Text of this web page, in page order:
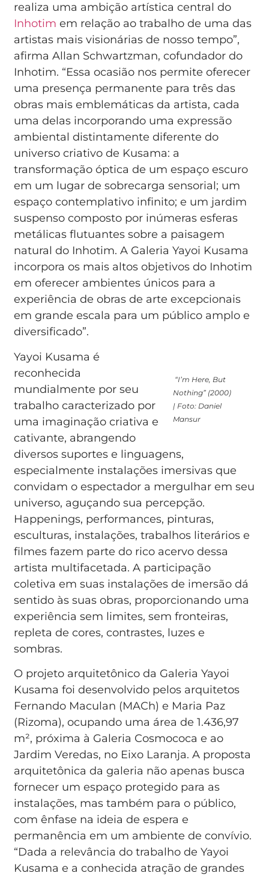
realiza uma ambição artística central do
Inhotim em relação ao trabalho de uma das
artistas mais visionárias de nosso tempo”,
afirma Allan Schwartzman, cofundador do
Inhotim. “Essa ocasião nos permite oferecer
uma presença permanente para três das
obras mais emblemáticas da artista, cada
uma delas incorporando uma expressão
ambiental distintamente diferente do
universo criativo de Kusama: a
transformação óptica de um espaço escuro
em um lugar de sobrecarga sensorial; um
espaço contemplativo infinito; e um jardim
suspenso composto por inúmeras esferas
metálicas flutuantes sobre a paisagem
natural do Inhotim. A Galeria Yayoi Kusama
incorpora os mais altos objetivos do Inhotim
em oferecer ambientes únicos para a
experiência de obras de arte excepcionais
em grande escala para um público amplo e
diversificado”.
“I’m Here, But
Nothing” (2000)
| Foto: Daniel
Mansur
Yayoi Kusama é
reconhecida
mundialmente por seu
trabalho caracterizado por
uma imaginação criativa e
cativante, abrangendo
diversos suportes e linguagens,
especialmente instalações imersivas que
convidam o espectador a mergulhar em seu
universo, aguçando sua percepção.
Happenings, performances, pinturas,
esculturas, instalações, trabalhos literários e
filmes fazem parte do rico acervo dessa
artista multifacetada. A participação
coletiva em suas instalações de imersão dá
sentido às suas obras, proporcionando uma
experiência sem limites, sem fronteiras,
repleta de cores, contrastes, luzes e
sombras.
O projeto arquitetônico da Galeria Yayoi
Kusama foi desenvolvido pelos arquitetos
Fernando Maculan (MACh) e Maria Paz
(Rizoma), ocupando uma área de 1.436,97
m², próxima à Galeria Cosmococa e ao
Jardim Veredas, no Eixo Laranja. A proposta
arquitetônica da galeria não apenas busca
fornecer um espaço protegido para as
instalações, mas também para o público,
com ênfase na ideia de espera e
permanência em um ambiente de convívio.
“Dada a relevância do trabalho de Yayoi
Kusama e a conhecida atração de grandes